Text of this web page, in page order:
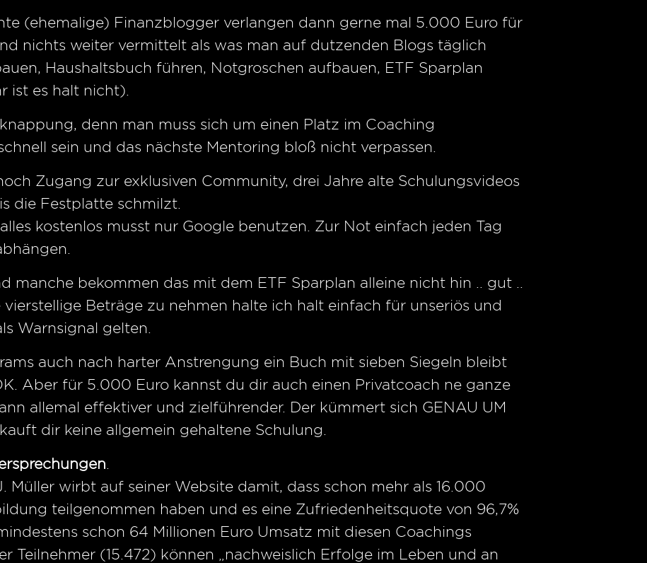
(ehemalige) Finanzblogger verlangen dann gerne mal 5.000 Euro für
nichts weiter vermittelt als was man auf dutzenden Blogs täglich
Haushaltsbuch führen, Notgroschen aufbauen, ETF Sparplan
ist es halt nicht).
denn man muss sich um einen Platz im Coaching
sein und das nächste Mentoring bloß nicht verpassen.
Zugang zur exklusiven Community, drei Jahre alte Schulungsvideos
die Festplatte schmilzt.
kostenlos musst nur Google benutzen. Zur Not einfach jeden Tag
manche bekommen das mit dem ETF Sparplan alleine nicht hin .. gut ..
Beträge zu nehmen halte ich halt einfach für unseriös und
Warnsignal gelten.
auch nach harter Anstrengung ein Buch mit sieben Siegeln bleibt
Aber für 5.000 Euro kannst du dir auch einen Privatcoach ne ganze
allemal effektiver und zielführender. Der kümmert sich GENAU UM
dir keine allgemein gehaltene Schulung.
Müller wirbt auf seiner Website damit, dass schon mehr als 16.000
teilgenommen haben und es eine Zufriedenheitsquote von 96,7%
schon 64 Millionen Euro Umsatz mit diesen Coachings
Teilnehmer (15.472) können „nachweislich Erfolge im Leben und an